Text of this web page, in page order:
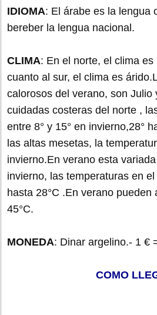
IDIOMA: El árabe es la lengua
bereber la lengua nacional.
CLIMA: En el norte, el clima
cuanto al sur, el clima es
calorosos del verano, son Julio
cuidadas costeras del norte ,
entre 8° y 15° en invierno,28°
las altas mesetas, la
invierno.En verano esta
invierno, las temperaturas en
hasta 28°C .En verano pueden
45°C.
MONEDA: Dinar argelino.- 1 €
COMO